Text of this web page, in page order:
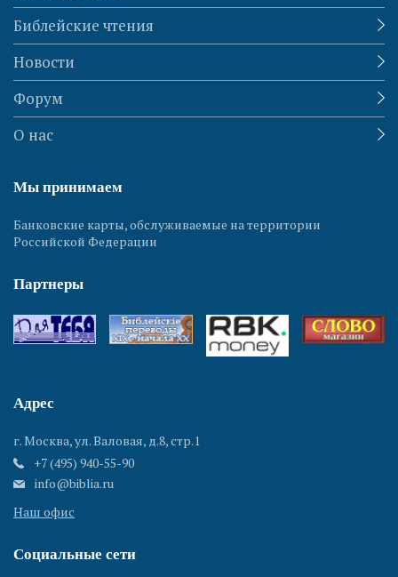
Библейские чтения
Новости
Форум
О нас
Мы принимаем
Банковские карты, обслуживаемые на территории
Российской Федерации
Партнеры
Адрес
г. Москва, ул. Валовая, д.8, стр.1
+7 (495) 940-55-90
info@biblia.ru
Наш офис
Социальные сети